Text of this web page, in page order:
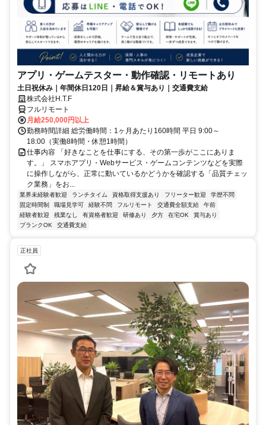
アプリ・ゲームテスター・動作確認・リモートあり
土日祝休み｜年間休日120日｜昇給＆賞与あり｜交通費支給
株式会社H.T.F
フルリモート
月給250,000円以上
勤務時間詳細 総労働時間：1ヶ月あたり160時間 平日 9:00～
18:00（実働8時間・休憩1時間）
仕事内容 「好きなことを仕事にする、その第一歩がここにありま
す。」 スマホアプリ・Webサービス・ゲームコンテンツなどを実際
に操作しながら、正常に動いているかどうかを確認する「品質チェッ
ク業務」をお...
業界未経験者歓迎 ランチタイム 資格取得支援あり フリーター歓迎
学歴不問
固定時間制
職場見学可 経験不問 フルリモート 交通費全額支給
午前
経験者歓迎
残業なし 有資格者歓迎 研修あり 夕方 在宅OK
賞与あり
ブランクOK
交通費支給
正社員